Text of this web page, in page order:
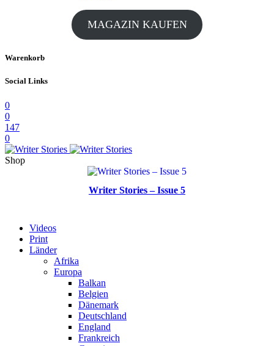
MAGAZIN KAUFEN
Warenkorb
Social Links
0
0
147
0
Shop
Writer Stories – Issue 5
Videos
Print
Länder
Afrika
Europa
Balkan
Belgien
Dänemark
Deutschland
England
Frankreich